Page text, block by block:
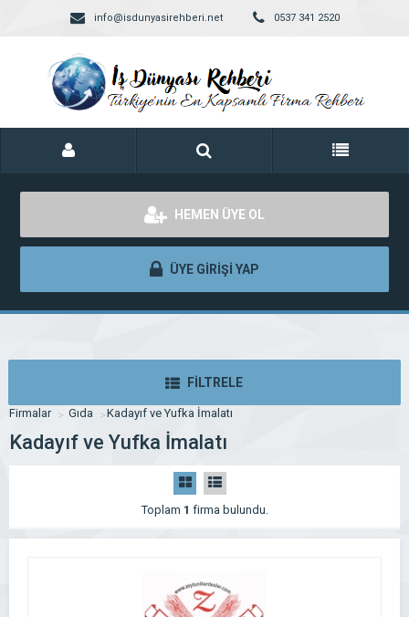
info@isdunyasirehberi.net 0537 341 2520
HEMEN ÜYE OL
ÜYE GİRİŞİ YAP
FİLTRELE
Firmalar Gıda Kadayıf ve Yufka İmalatı
Kadayıf ve Yufka İmalatı
Toplam 1 firma bulundu.